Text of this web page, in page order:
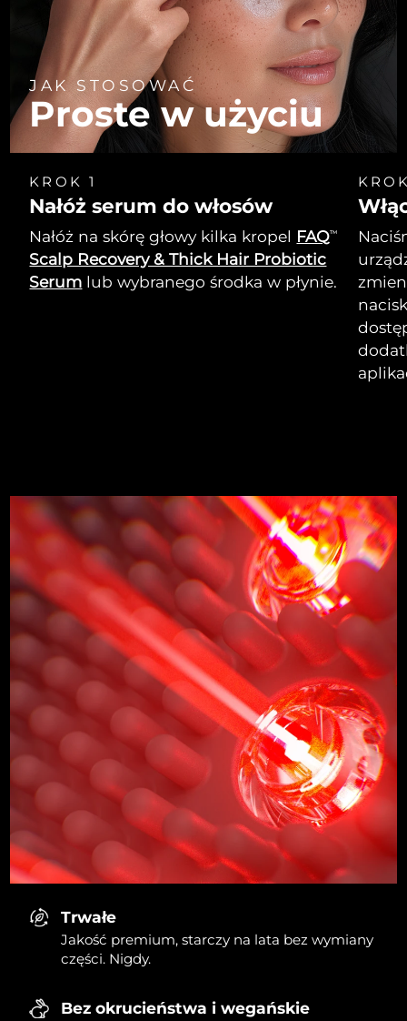
JAK STOSOWAĆ
Proste w użyciu
KROK 1
Nałóż serum do włosów
Nałóż na skórę głowy kilka kropel FAQTM
Scalp Recovery & Thick Hair Probiotic
Serum lub wybranego środka w płynie.
Trwałe
Jakość premium, starczy na lata bez wymiany
części. Nigdy.
Bez okrucieństwa i wegańskie